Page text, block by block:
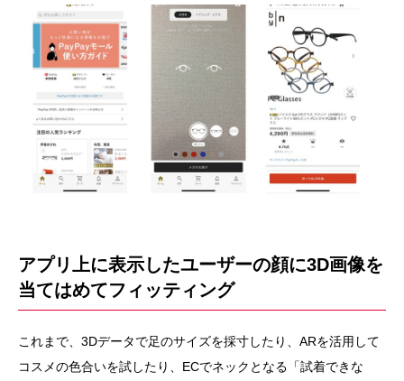
アプリ上に表示したユーザーの顔に3D画像を
当てはめてフィッティング
これまで、3Dデータで足のサイズを採寸したり、ARを活用して
コスメの色合いを試したり、ECでネックとなる「試着できな